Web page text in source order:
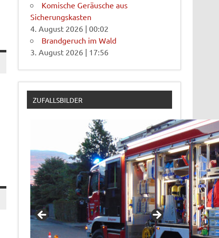
Komische Geräusche aus
Sicherungskasten
4. August 2026 |00:02
Brandgeruch im Wald
3. August 2026 | 17:56
ZUFALLSBILDER